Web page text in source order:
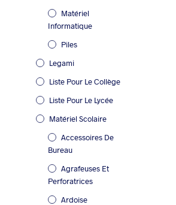
Matériel
Informatique
Piles
Legami
Liste Pour Le Collège
Liste Pour Le Lycée
Matériel Scolaire
Accessoires De
Bureau
Agrafeuses Et
Perforatrices
Ardoise